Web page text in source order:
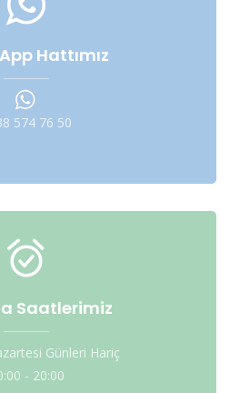
Hattımız
574 76 50
Saatlerimiz
Günleri Hariç
- 20:00